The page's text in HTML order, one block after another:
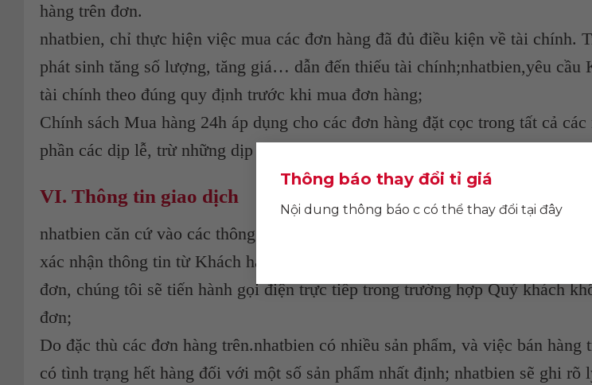
Thông báo thay đổi tỉ giá
Nội dung thông báo c có thể thay đổi tại đây
hàng trên đơn.
nhatbien, chỉ thực hiện việc mua các đơn hàng đã đủ điều kiện về tài chính.
phát sinh tăng số lượng, tăng giá… dẫn đến thiếu tài chính;nhatbien,yêu cầu
tài chính theo đúng quy định trước khi mua đơn hàng;
Chính sách Mua hàng 24h áp dụng cho các đơn hàng đặt cọc trong tất cả
phần các dịp lễ, trừ những dịp lễ có thông báo trước.
VI. Thông tin giao dịch
nhatbien căn cứ vào các thông tin trên đơn để thực hiện giao dịch. Trong
xác nhận thông tin từ Khách hàng (ví dụ: hỏi lại sản phẩm), Quý khách vui
đơn, chúng tôi sẽ tiến hành gọi điện trực tiếp trong trường hợp Quý khách
đơn;
Do đặc thù các đơn hàng trên.nhatbien có nhiều sản phẩm, và việc bán
có tình trạng hết hàng đối với một số sản phẩm nhất định; nhatbien sẽ ghi rõ